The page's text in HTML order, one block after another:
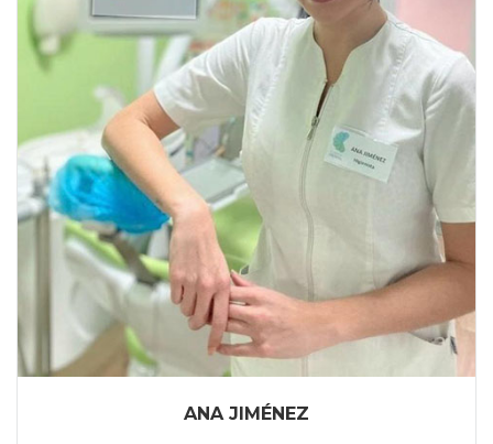
ANA JIMÉNEZ